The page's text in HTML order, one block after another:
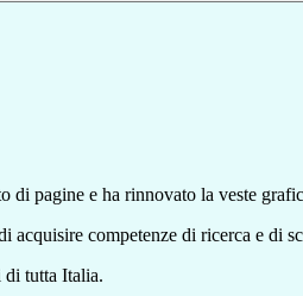
pagine e ha rinnovato la veste
acquisire competenze di ricerca e di
tutta Italia.